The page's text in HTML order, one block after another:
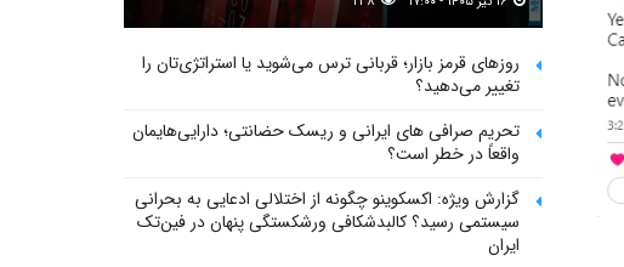
روزهای قرمز بازار؛ قربانی ترس می‌شوید یا استراتژی‌تان را
تغییر می‌دهید؟
تحریم صرافی های ایرانی و ریسک حضانتی؛ دارایی‌هایمان
واقعاً در خطر است؟
گزارش ویژه: اکسکوینو چگونه از اختلالی ادعایی به بحرانی
سیستمی رسید؟ کالبدشکافی ورشکستگی پنهان در فین‌تک
ایران